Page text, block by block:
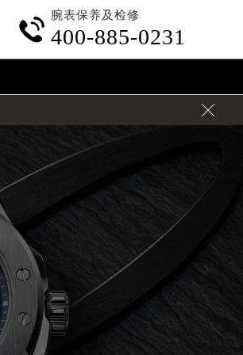

腕表保养及检修
400-885-0231
